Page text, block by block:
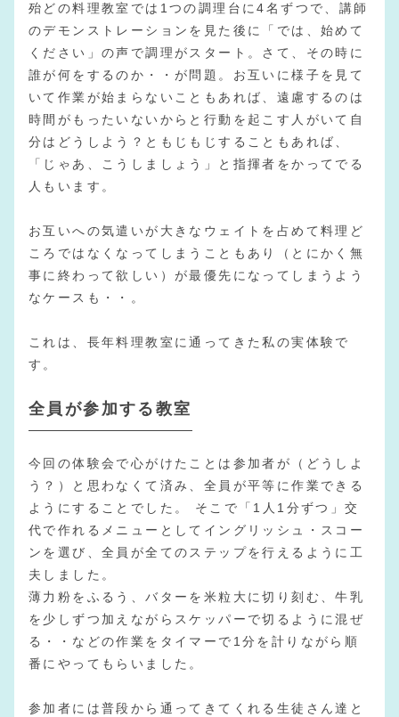
殆どの料理教室では1つの調理台に4名ずつで、講師
のデモンストレーションを見た後に「では、始めて
ください」の声で調理がスタート。さて、その時に
誰が何をするのか・・が問題。お互いに様子を見て
いて作業が始まらないこともあれば、遠慮するのは
時間がもったいないからと行動を起こす人がいて自
分はどうしよう？ともじもじすることもあれば、
「じゃあ、こうしましょう」と指揮者をかってでる
人もいます。
お互いへの気遣いが大きなウェイトを占めて料理ど
ころではなくなってしまうこともあり（とにかく無
事に終わって欲しい）が最優先になってしまうよう
なケースも・・。
これは、長年料理教室に通ってきた私の実体験で
す。
全員が参加する教室
今回の体験会で心がけたことは参加者が（どうしよ
う？）と思わなくて済み、全員が平等に作業できる
ようにすることでした。 そこで「1人1分ずつ」交
代で作れるメニューとしてイングリッシュ・スコー
ンを選び、全員が全てのステップを行えるように工
夫しました。
薄力粉をふるう、バターを米粒大に切り刻む、牛乳
を少しずつ加えながらスケッパーで切るように混ぜ
る・・などの作業をタイマーで1分を計りながら順
番にやってもらいました。
参加者には普段から通ってきてくれる生徒さん達と